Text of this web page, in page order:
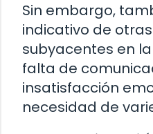
Sin embargo,
indicativo de
subyacentes en
falta de
insatisfacción
necesidad de